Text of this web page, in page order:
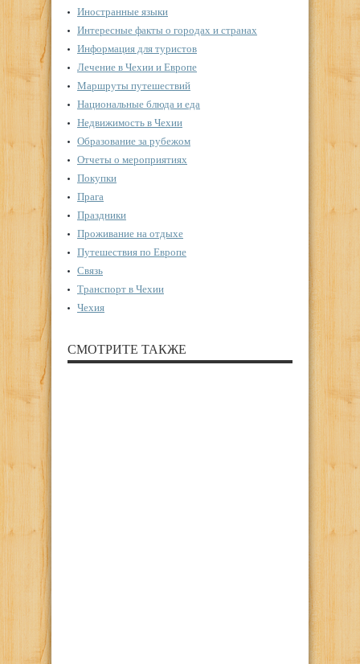
Иностранные языки
Интересные факты о городах и странах
Информация для туристов
Лечение в Чехии и Европе
Маршруты путешествий
Национальные блюда и еда
Недвижимость в Чехии
Образование за рубежом
Отчеты о мероприятиях
Покупки
Прага
Праздники
Проживание на отдыхе
Путешествия по Европе
Связь
Транспорт в Чехии
Чехия
СМОТРИТЕ ТАКЖЕ